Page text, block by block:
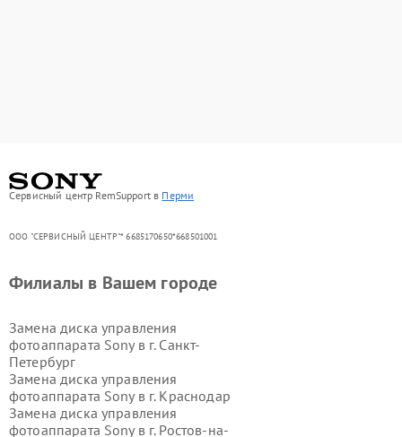
Сервисный центр RemSupport в Перми
ООО "СЕРВИСНЫЙ ЦЕНТР"* 6685170650*668501001
Филиалы в Вашем городе
Замена диска управления
фотоаппарата Sony в г. Санкт-
Петербург
Замена диска управления
фотоаппарата Sony в г. Краснодар
Замена диска управления
фотоаппарата Sony в г. Ростов-на-